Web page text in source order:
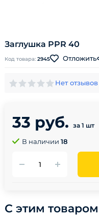
Заглушка PPR 40
Код товара: 2945 Отложить
Нет отзывов
33 руб. за 1 шт
В наличии 18
С этим